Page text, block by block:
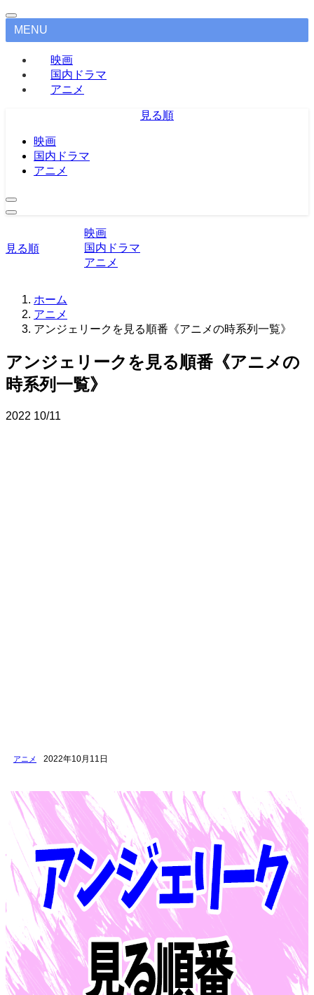
MENU
映画
国内ドラマ
アニメ
見る順
映画
国内ドラマ
アニメ
見る順
映画
国内ドラマ
アニメ
ホーム
アニメ
アンジェリークを見る順番《アニメの時系列一覧》
アンジェリークを見る順番《アニメの
時系列一覧》
2022 10/11
アニメ 2022年10月11日